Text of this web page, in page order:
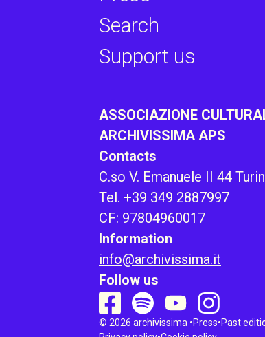
Search
Support us
ASSOCIAZIONE
ARCHIVISSIMA APS
Contacts
C.so V. Emanuele II 44 Turin
Tel. +39 349 2887997
CF: 97804960017
Information
info@archivissima.it
Follow us
facebook
spotifyyoutubeinstagram
© 2026 archivissima •Press•Past